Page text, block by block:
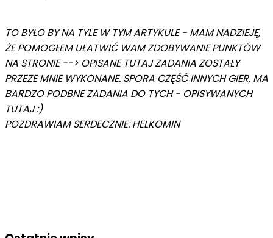
TO BYŁO BY NA TYLE W TYM ARTYKULE - MAM NADZIEJĘ,
ŻE POMOGŁEM UŁATWIĆ WAM ZDOBYWANIE PUNKTÓW
NA STRONIE --> OPISANE TUTAJ ZADANIA ZOSTAŁY
PRZEZE MNIE WYKONANE. SPORA CZĘŚĆ INNYCH GIER, MA
BARDZO PODBNE ZADANIA DO TYCH - OPISYWANYCH
TUTAJ :)
POZDRAWIAM SERDECZNIE: HELKOMIN